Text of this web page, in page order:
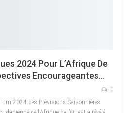
2024 Pour L’Afrique De
Encourageantes…
0
2024 des Prévisions Saisonnières